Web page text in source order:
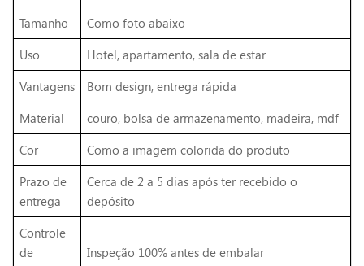
Tamanho
Como foto abaixo
Uso
Hotel, apartamento, sala de estar
Vantagens
Bom design, entrega rápida
Material
couro, bolsa de armazenamento, madeira, mdf
Cor
Como a imagem colorida do produto
Prazo de
entrega
Cerca de 2 a 5 dias após ter recebido o
depósito
Controle
de
Inspeção 100% antes de embalar